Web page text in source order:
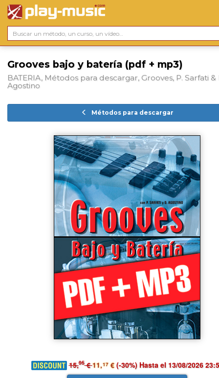
Grooves bajo y batería (pdf + mp3)
BATERIA, Métodos para descargar, Grooves, P. Sarfati &
Agostino
Métodos para descargar
15,95€11,17€(-30%) Hasta el 13/08/2026